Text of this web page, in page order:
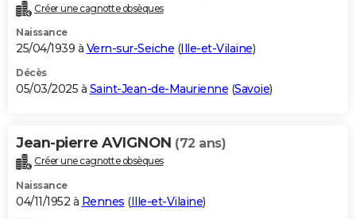
Créer une cagnotte obsèques
Naissance
25/04/1939 à Vern-sur-Seiche (Ille-et-Vilaine)
Décès
05/03/2025 à Saint-Jean-de-Maurienne (Savoie)
Jean-pierre AVIGNON (72 ans)
Créer une cagnotte obsèques
Naissance
04/11/1952 à Rennes (Ille-et-Vilaine)